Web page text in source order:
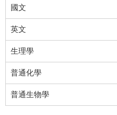
國文
英文
生理學
普通化學
普通生物學